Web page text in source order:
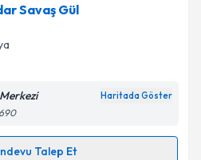
Salihoğluiçin randevu takvimi
uzmandan randevu almanız
e-posta ile
Savaş Gül
Haritada Göster
Talep Et